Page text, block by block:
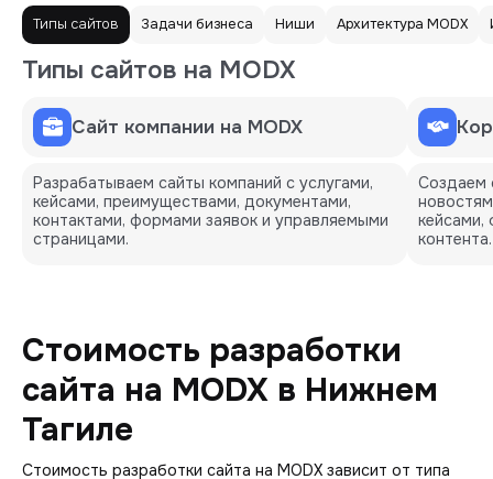
Типы сайтов Задачи бизнеса Ниши Архитектура MODX
Типы сайтов на MODX
Сайт компании на MODX
Разрабатываем сайты компаний с услугами,
кейсами, преимуществами, документами,
контактами, формами заявок и управляемыми
страницами.
Создаем
кейсами,
контента.
Стоимость разработки
сайта на MODX в Нижнем
Тагиле
Стоимость разработки сайта на MODX зависит от типа